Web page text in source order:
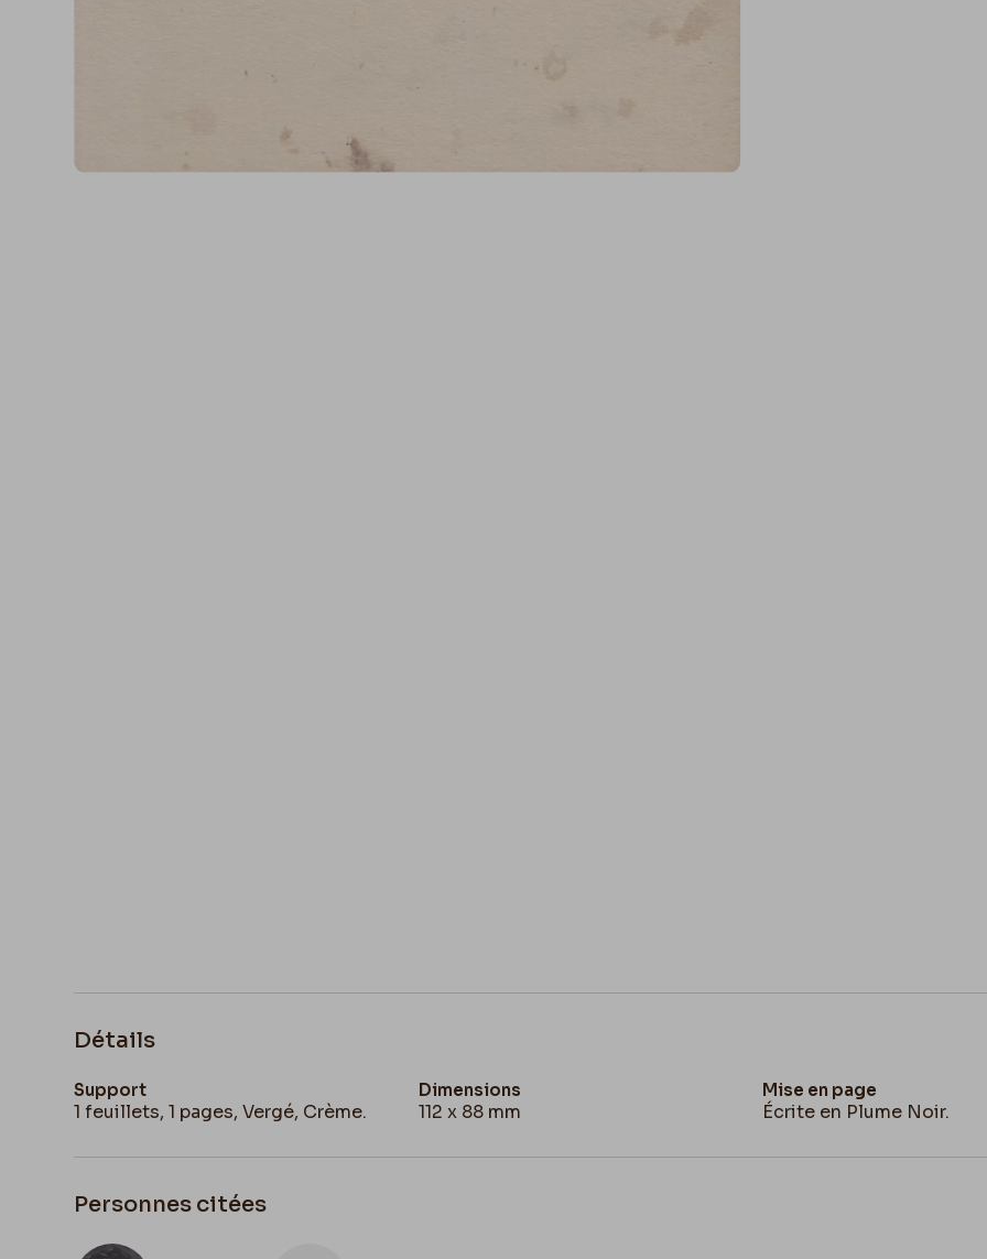
Détails
Support
1 feuillets, 1 pages, Vergé, Crème.
Dimensions
112 x 88 mm
Mise en page
Écrite en Plume Noir.
Personnes citées